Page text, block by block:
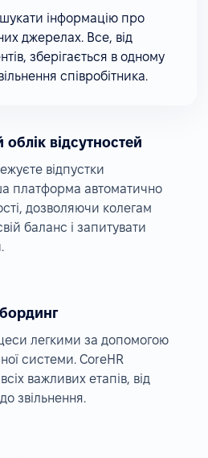
інформацію про
джерелах. Все, від
зберігається в одному
співробітника.
відсутностей
відпустки
платформа автоматично
дозволяючи колегам
баланс і запитувати
легкими за допомогою
системи. CoreHR
важливих етапів, від
звільнення.